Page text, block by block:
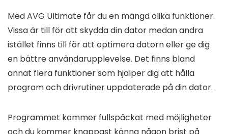
Med AVG Ultimate får du en mängd olika funktioner.
Vissa är till för att skydda din dator medan andra
istället finns till för att optimera datorn eller ge dig
en bättre användarupplevelse. Det finns bland
annat flera funktioner som hjälper dig att hålla
program och drivrutiner uppdaterade på din dator.
Programmet kommer fullspäckat med möjligheter